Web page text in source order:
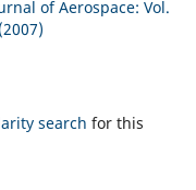
of Aerospace: Vol.
search for this